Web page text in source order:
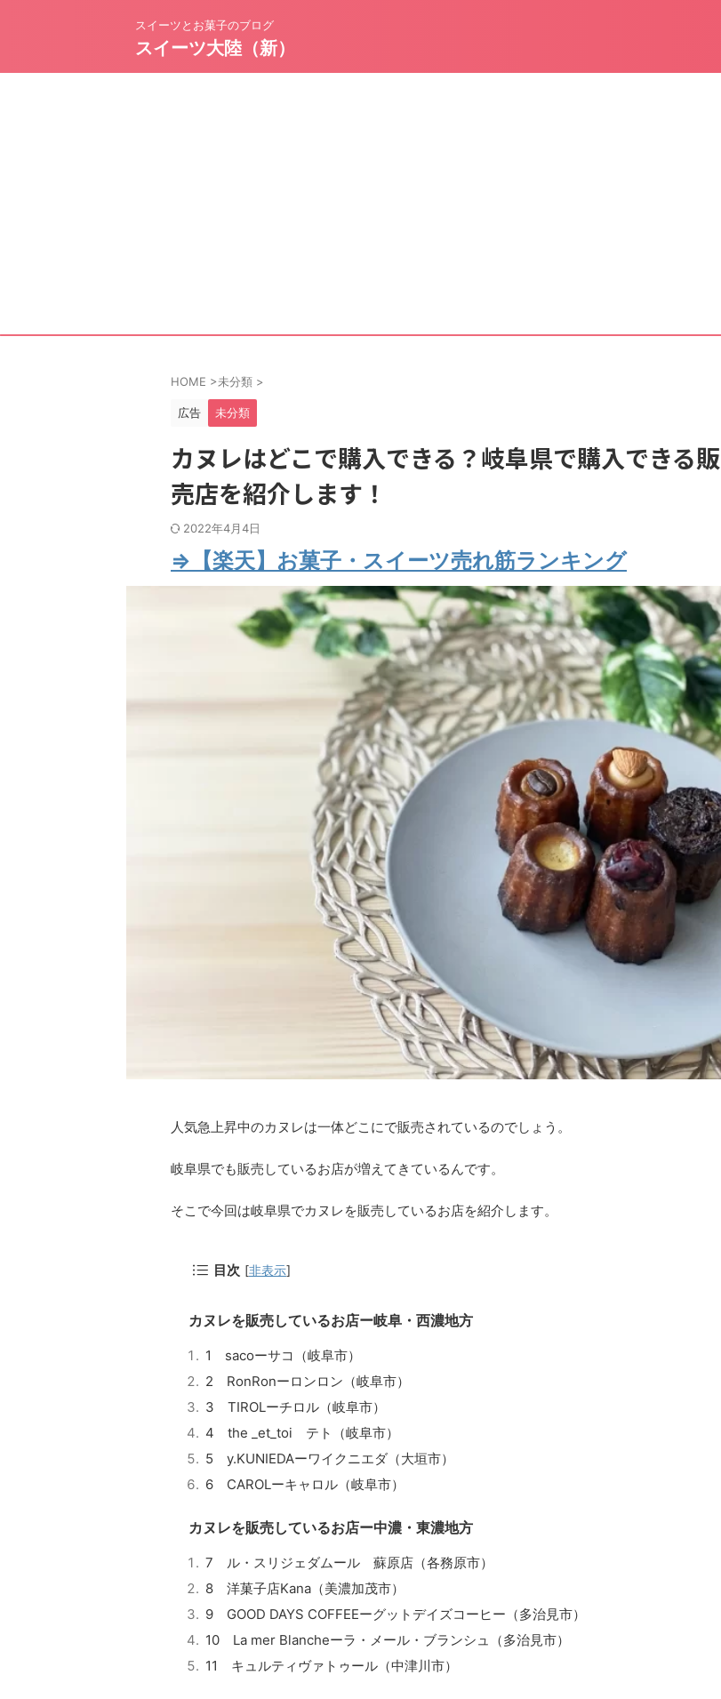
スイーツとお菓子のブログ
スイーツ大陸（新）
HOME >未分類 >
広告 未分類
カヌレはどこで購入できる？岐阜県で購入できる販
売店を紹介します！
2022年4月4日
⇒【楽天】お菓子・スイーツ売れ筋ランキング
人気急上昇中のカヌレは一体どこにで販売されているのでしょう。
岐阜県でも販売しているお店が増えてきているんです。
そこで今回は岐阜県でカヌレを販売しているお店を紹介します。
目次 [非表示]
カヌレを販売しているお店ー岐阜・西濃地方
1 sacoーサコ（岐阜市）
2 RonRonーロンロン（岐阜市）
3 TIROLーチロル（岐阜市）
4 the _et_toi テト（岐阜市）
5 y.KUNIEDAーワイクニエダ（大垣市）
6 CAROLーキャロル（岐阜市）
カヌレを販売しているお店ー中濃・東濃地方
7 ル・スリジェダムール 蘇原店（各務原市）
8 洋菓子店Kana（美濃加茂市）
9 GOOD DAYS COFFEEーグットデイズコーヒー（多治見市）
10 La mer Blancheーラ・メール・ブランシュ（多治見市）
11 キュルティヴァトゥール（中津川市）